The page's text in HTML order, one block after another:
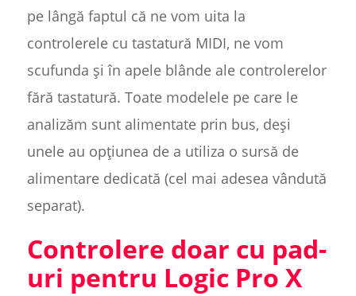
pe lângă faptul că ne vom uita la
controlerele cu tastatură MIDI, ne vom
scufunda și în apele blânde ale controlerelor
fără tastatură. Toate modelele pe care le
analizăm sunt alimentate prin bus, deși
unele au opțiunea de a utiliza o sursă de
alimentare dedicată (cel mai adesea vândută
separat).
Controlere doar cu pad-
uri pentru Logic Pro X